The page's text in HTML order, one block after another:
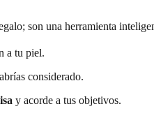
son una herramienta
a tu piel.
considerado.
y acorde a tus objetivos.